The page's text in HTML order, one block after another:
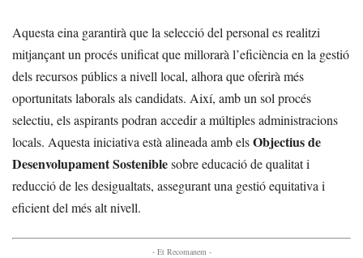
Aquesta eina garantirà que la selecció del personal es realitzi
mitjançant un procés unificat que millorarà l’eficiència en la gestió
dels recursos públics a nivell local, alhora que oferirà més
oportunitats laborals als candidats. Així, amb un sol procés
selectiu, els aspirants podran accedir a múltiples administracions
locals. Aquesta iniciativa està alineada amb elsObjectius de
Desenvolupament Sosteniblesobre educació de qualitat i
reducció de les desigualtats, assegurant una gestió equitativa i
eficient del més alt nivell.
- Et Recomanem -